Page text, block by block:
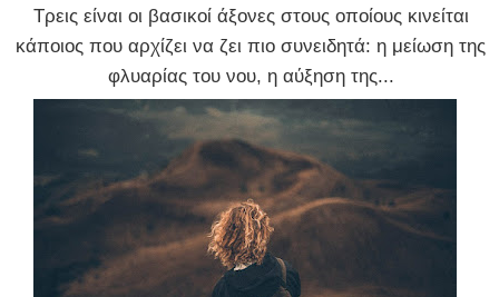
Τρεις είναι οι βασικοί άξονες στους οποίους κινείται
κάποιος που αρχίζει να ζει πιο συνειδητά: η μείωση της
φλυαρίας του νου, η αύξηση της...